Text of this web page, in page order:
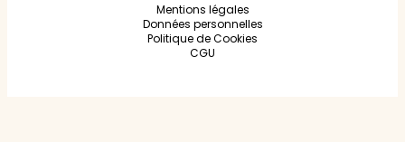
Mentions légales
Données personnelles
Politique de Cookies
CGU